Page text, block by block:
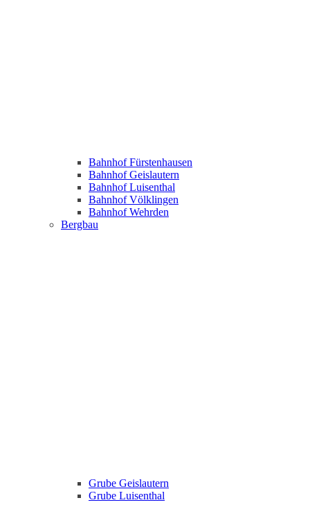
Bahnhof Fürstenhausen
Bahnhof Geislautern
Bahnhof Luisenthal
Bahnhof Völklingen
Bahnhof Wehrden
Bergbau
Grube Geislautern
Grube Luisenthal